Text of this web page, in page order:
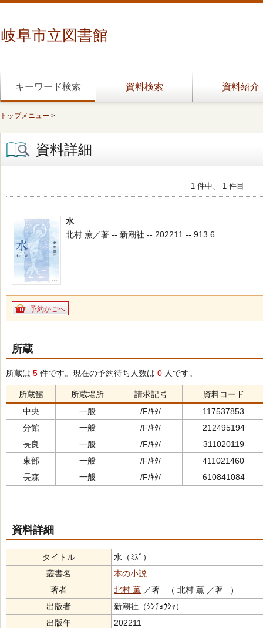
岐阜市立図書館
キーワード検索 資料検索 資料紹介
トップメニュー >
資料詳細
1 件中、 1 件目
水
北村 薫／著 -- 新潮社 -- 202211 -- 913.6
予約かごへ
所蔵
所蔵は 5 件です。現在の予約待ち人数は 0 人です。
所蔵館 所蔵場所 請求記号
資料コード
中央
一般 /F/ｷﾀ/
117537853
分館
一般 /F/ｷﾀ/
212495194
長良
一般 /F/ｷﾀ/
311020119
東部
一般 /F/ｷﾀ/
411021460
長森
一般 /F/ｷﾀ/ 610841084
資料詳細
タイトル
水（ﾐｽﾞ）
叢書名
本の小説
著者
北村 薫 ／著 （ 北村 薫 ／著 ）
出版者
新潮社（ｼﾝﾁｮｳｼｬ）
出版年
202211